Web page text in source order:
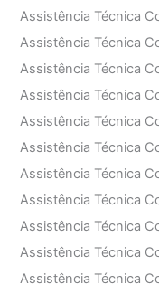
Assistência Técnica
Assistência Técnica
Assistência Técnica
Assistência Técnica
Assistência Técnica
Assistência Técnica
Assistência Técnica
Assistência Técnica
Assistência Técnica
Assistência Técnica
Assistência Técnica